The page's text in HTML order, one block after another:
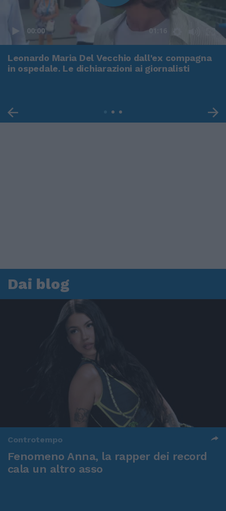
00:00 01:16
Leonardo Maria Del Vecchio dall'ex compagna
in ospedale. Le dichiarazioni ai giornalisti
Dai blog
Controtempo
Fenomeno Anna, la rapper dei record
cala un altro asso